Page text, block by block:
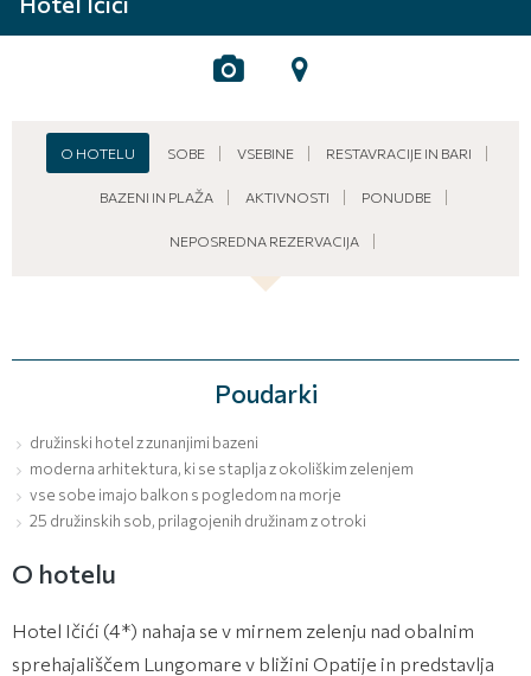
O HOTELU SOBE VSEBINE RESTAVRACIJE IN BARI
BAZENI IN PLAŽA AKTIVNOSTI PONUDBE
NEPOSREDNA REZERVACIJA
Poudarki
družinski hotel z zunanjimi bazeni
moderna arhitektura, ki se staplja z okoliškim zelenjem
vse sobe imajo balkon s pogledom na morje
25 družinskih sob, prilagojenih družinam z otroki
O hotelu
Hotel Ičići (4*) nahaja se v mirnem zelenju nad obalnim
sprehajališčem Lungomare v bližini Opatije in predstavlja